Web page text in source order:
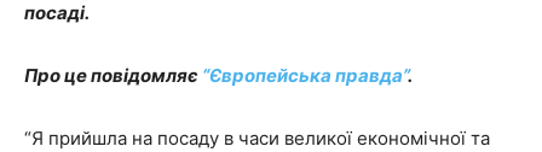
посаді.
Про це повідомляє “Європейська правда”.
“Я прийшла на посаду в часи великої економічної та